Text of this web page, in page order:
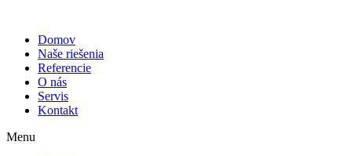
Domov
Naše riešenia
Referencie
O nás
Servis
Kontakt
Menu